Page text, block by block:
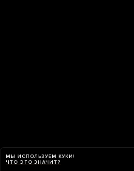
МЫ ИСПОЛЬЗУЕМ КУКИ!
ЧТО ЭТО ЗНАЧИТ?